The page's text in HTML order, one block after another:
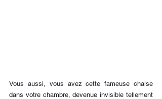
Vous aussi, vous avez cette fameuse chaise
dans votre chambre, devenue invisible tellement